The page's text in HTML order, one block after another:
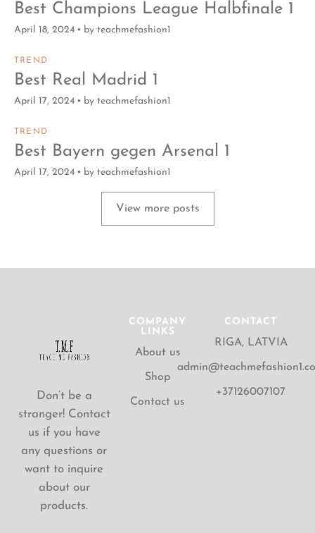
Best Champions League Halbfinale 1
April 18, 2024 by teachmefashion1
TREND
Best Real Madrid 1
April 17, 2024 by teachmefashion1
TREND
Best Bayern gegen Arsenal 1
April 17, 2024 by teachmefashion1
View more posts
Don’t be a
stranger! Contact
us if you have
any questions or
want to inquire
about our
products.
COMPANY
LINKS
About us
Shop
Contact us
CONTACT
RIGA, LATVIA
+37126007107